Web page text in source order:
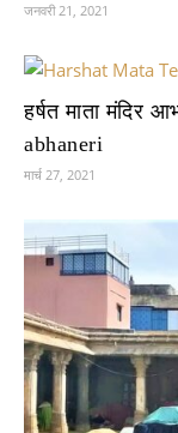
जनवरी 21, 2021
हर्षत माता मंदिर
abhaneri
मार्च 27, 2021